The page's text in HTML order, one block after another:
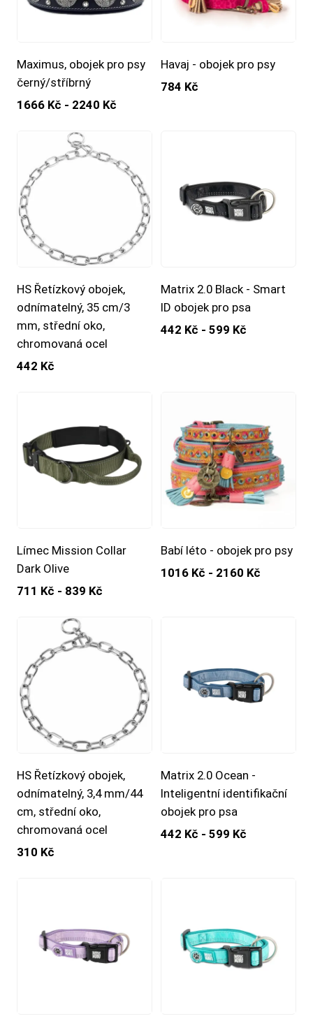
Maximus, obojek pro psy
černý/stříbrný
1666 Kč - 2240 Kč
Havaj - obojek pro psy
784 Kč
HS Řetízkový obojek,
odnímatelný, 35 cm/3
mm, střední oko,
chromovaná ocel
442 Kč
Matrix 2.0 Black - Smart
ID obojek pro psa
442 Kč - 599 Kč
Límec Mission Collar
Dark Olive
711 Kč - 839 Kč
Babí léto - obojek pro psy
1016 Kč - 2160 Kč
HS Řetízkový obojek,
odnímatelný, 3,4 mm/44
cm, střední oko,
chromovaná ocel
310 Kč
Matrix 2.0 Ocean -
Inteligentní identifikační
obojek pro psa
442 Kč - 599 Kč